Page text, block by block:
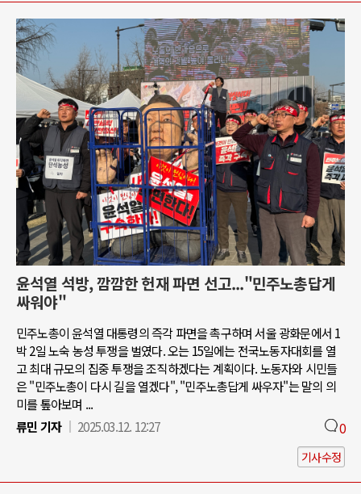
윤석열 석방, 깜깜한 헌재 파면 선고..."민주노총답게
싸워야"
민주노총이 윤석열 대통령의 즉각 파면을 촉구하며 서울 광화문에서 1
박 2일 노숙 농성 투쟁을 벌였다. 오는 15일에는 전국노동자대회를 열
고 최대 규모의 집중 투쟁을 조직하겠다는 계획이다. 노동자와 시민들
은 "민주노총이 다시 길을 열겠다", "민주노총답게 싸우자"는 말의 의
미를 톺아보며 ...
류민 기자
2025.03.12. 12:27 0
기사수정